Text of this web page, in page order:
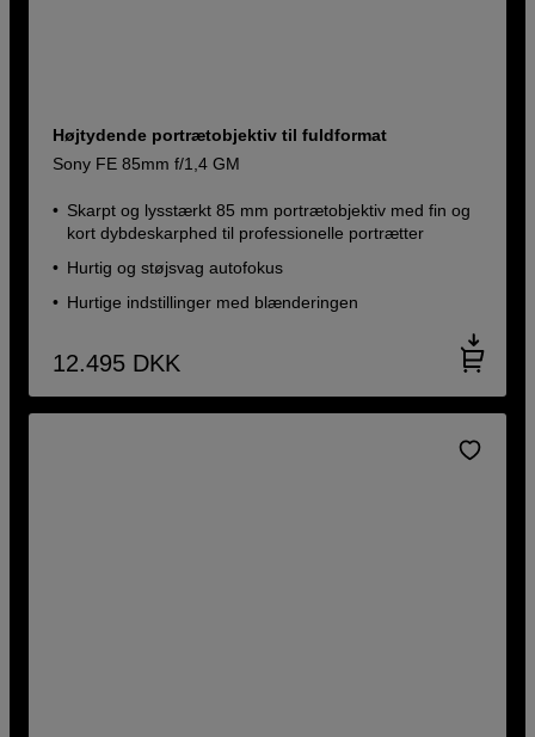
Højtydende portrætobjektiv til fuldformat
Sony FE 85mm f/1,4 GM
Skarpt og lysstærkt 85 mm portrætobjektiv med fin og
kort dybdeskarphed til professionelle portrætter
Hurtig og støjsvag autofokus
Hurtige indstillinger med blænderingen
12.495 DKK